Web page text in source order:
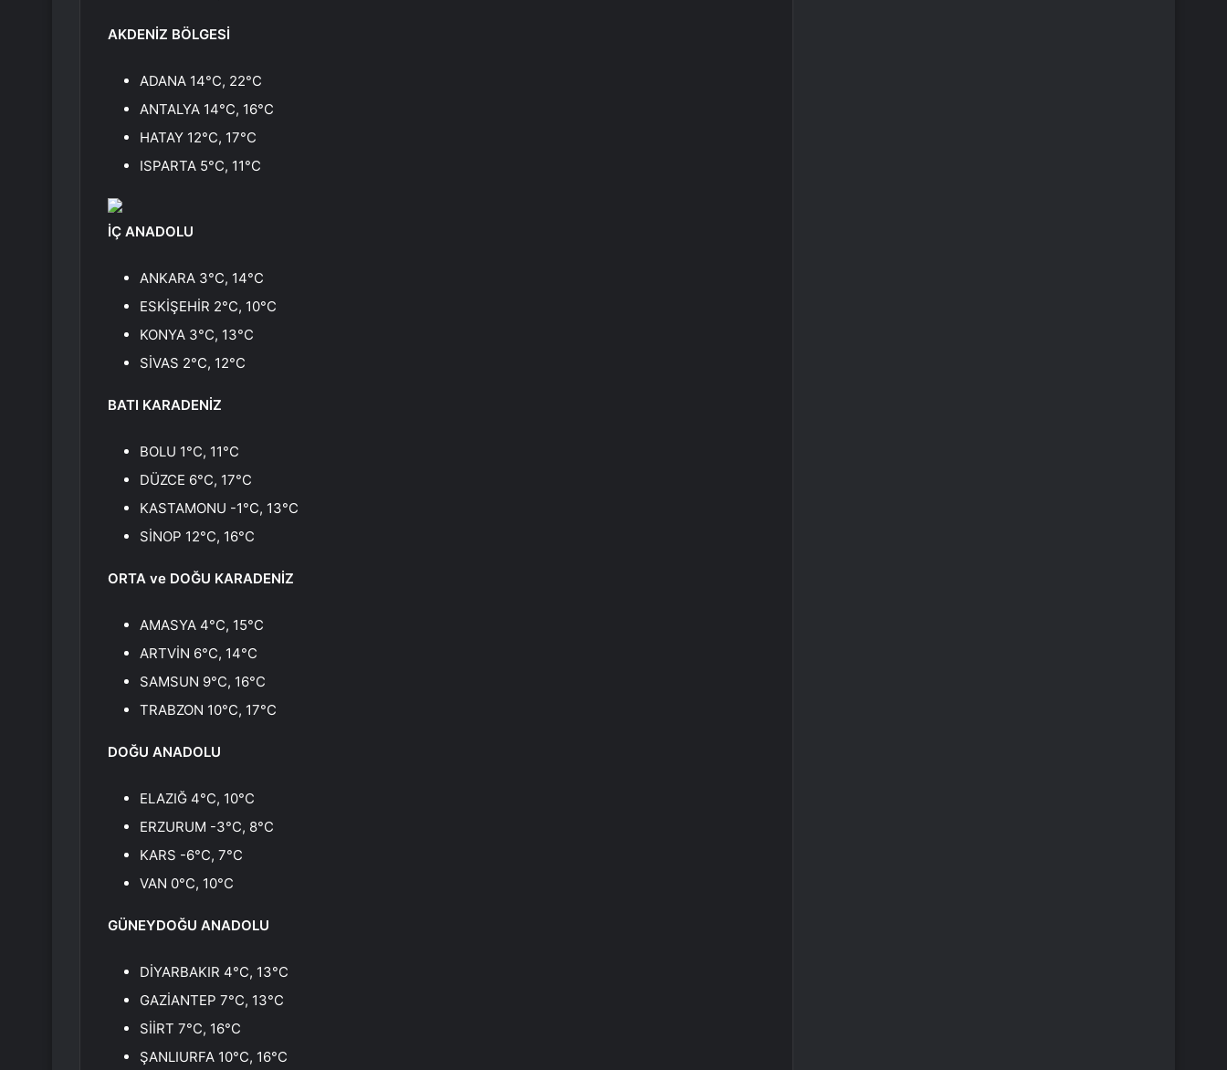
AKDENİZ BÖLGESİ
ADANA 14°C, 22°C
ANTALYA 14°C, 16°C
HATAY 12°C, 17°C
ISPARTA 5°C, 11°C
İÇ ANADOLU
ANKARA 3°C, 14°C
ESKİŞEHİR 2°C, 10°C
KONYA 3°C, 13°C
SİVAS 2°C, 12°C
BATI KARADENİZ
BOLU 1°C, 11°C
DÜZCE 6°C, 17°C
KASTAMONU -1°C, 13°C
SİNOP 12°C, 16°C
ORTA ve DOĞU KARADENİZ
AMASYA 4°C, 15°C
ARTVİN 6°C, 14°C
SAMSUN 9°C, 16°C
TRABZON 10°C, 17°C
DOĞU ANADOLU
ELAZIĞ 4°C, 10°C
ERZURUM -3°C, 8°C
KARS -6°C, 7°C
VAN 0°C, 10°C
GÜNEYDOĞU ANADOLU
DİYARBAKIR 4°C, 13°C
GAZİANTEP 7°C, 13°C
SİİRT 7°C, 16°C
ŞANLIURFA 10°C, 16°C